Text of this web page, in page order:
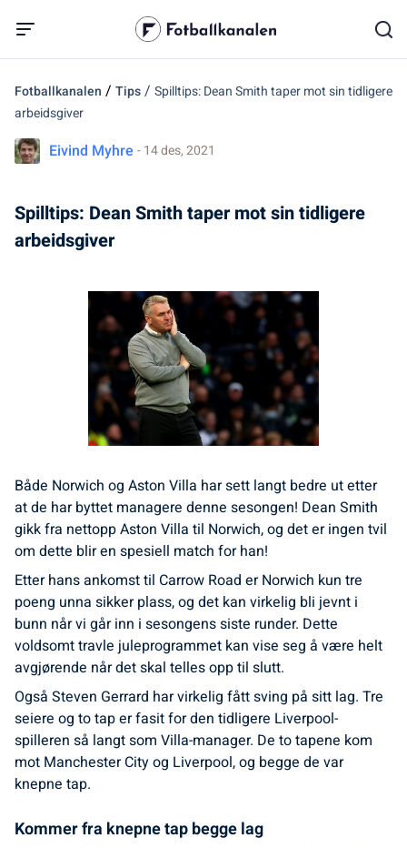
Fotballkanalen / Tips/ Spilltips: Dean Smith taper mot sin tidligere
arbeidsgiver
Eivind Myhre - 14 des, 2021
Spilltips: Dean Smith taper mot sin tidligere
arbeidsgiver
Både Norwich og Aston Villa har sett langt bedre ut etter
at de har byttet managere denne sesongen! Dean Smith
gikk fra nettopp Aston Villa til Norwich, og det er ingen tvil
om dette blir en spesiell match for han!
Etter hans ankomst til Carrow Road er Norwich kun tre
poeng unna sikker plass, og det kan virkelig bli jevnt i
bunn når vi går inn i sesongens siste runder. Dette
voldsomt travle juleprogrammet kan vise seg å være helt
avgjørende når det skal telles opp til slutt.
Også Steven Gerrard har virkelig fått sving på sitt lag. Tre
seiere og to tap er fasit for den tidligere Liverpool-
spilleren så langt som Villa-manager. De to tapene kom
mot Manchester City og Liverpool, og begge de var
knepne tap.
Kommer fra knepne tap begge lag